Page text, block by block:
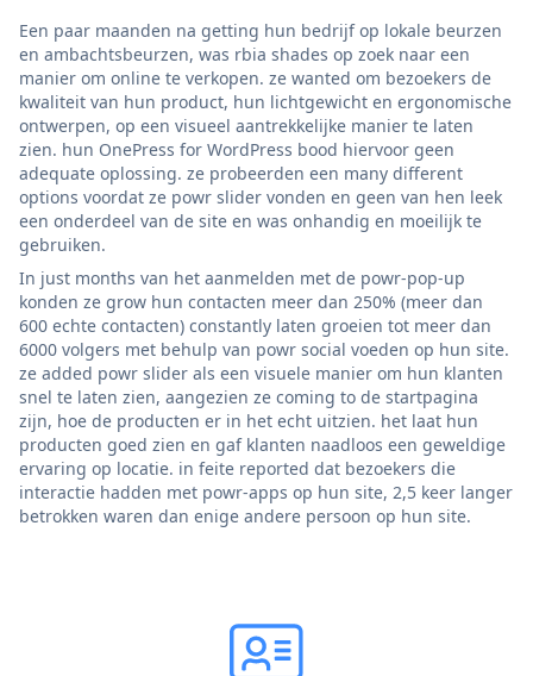
Een paar maanden na getting hun bedrijf op lokale beurzen
en ambachtsbeurzen, was rbia shades op zoek naar een
manier om online te verkopen. ze wanted om bezoekers de
kwaliteit van hun product, hun lichtgewicht en ergonomische
ontwerpen, op een visueel aantrekkelijke manier te laten
zien. hun OnePress for WordPress bood hiervoor geen
adequate oplossing. ze probeerden een many different
options voordat ze powr slider vonden en geen van hen leek
een onderdeel van de site en was onhandig en moeilijk te
gebruiken.
In just months van het aanmelden met de powr-pop-up
konden ze grow hun contacten meer dan 250% (meer dan
600 echte contacten) constantly laten groeien tot meer dan
6000 volgers met behulp van powr social voeden op hun site.
ze added powr slider als een visuele manier om hun klanten
snel te laten zien, aangezien ze coming to de startpagina
zijn, hoe de producten er in het echt uitzien. het laat hun
producten goed zien en gaf klanten naadloos een geweldige
ervaring op locatie. in feite reported dat bezoekers die
interactie hadden met powr-apps op hun site, 2,5 keer langer
betrokken waren dan enige andere persoon op hun site.